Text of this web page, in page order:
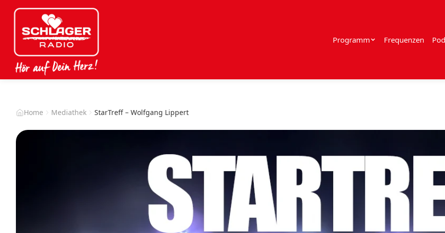
Programm Frequenzen
Home Mediathek StarTreff – Wolfgang Lippert